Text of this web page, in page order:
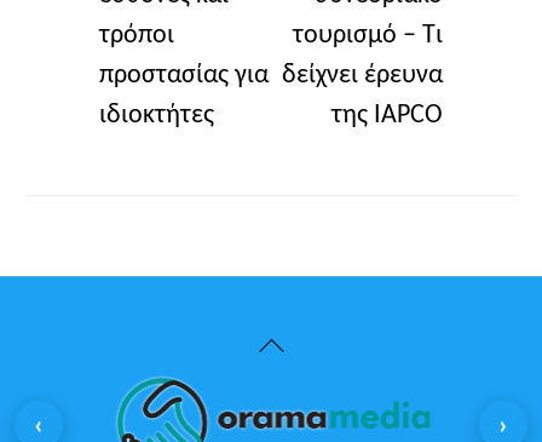
τρόποι
προστασίας για
ιδιοκτήτες
τουρισμό – Τι
δείχνει έρευνα
της IAPCO
Back
Top
‹ ›